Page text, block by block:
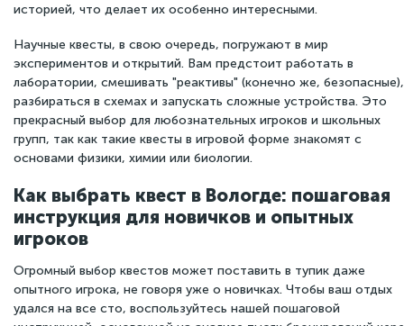
историей, что делает их особенно интересными.
Научные квесты, в свою очередь, погружают в мир
экспериментов и открытий. Вам предстоит работать в
лаборатории, смешивать "реактивы" (конечно же, безопасные),
разбираться в схемах и запускать сложные устройства. Это
прекрасный выбор для любознательных игроков и школьных
групп, так как такие квесты в игровой форме знакомят с
основами физики, химии или биологии.
Как выбрать квест в Вологде: пошаговая
инструкция для новичков и опытных
игроков
Огромный выбор квестов может поставить в тупик даже
опытного игрока, не говоря уже о новичках. Чтобы ваш отдых
удался на все сто, воспользуйтесь нашей пошаговой